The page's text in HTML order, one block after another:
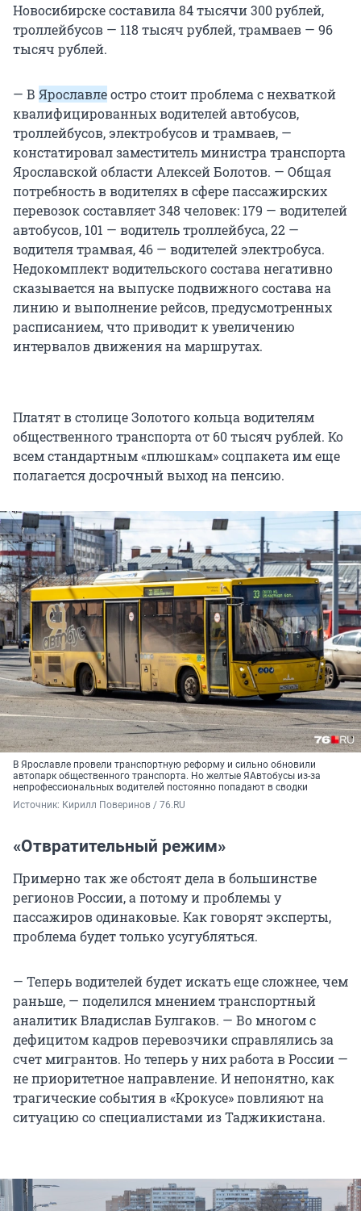
Новосибирске составила 84 тысячи 300 рублей,
троллейбусов — 118 тысяч рублей, трамваев — 96
тысяч рублей.
— В Ярославлеостро стоит проблема с нехваткой
квалифицированных водителей автобусов,
троллейбусов, электробусов и трамваев, —
констатировал заместитель министра транспорта
Ярославской области Алексей Болотов. — Общая
потребность в водителях в сфере пассажирских
перевозок составляет 348 человек: 179 — водителей
автобусов, 101 — водитель троллейбуса, 22 —
водителя трамвая, 46 — водителей электробуса.
Недокомплект водительского состава негативно
сказывается на выпуске подвижного состава на
линию и выполнение рейсов, предусмотренных
расписанием, что приводит к увеличению
интервалов движения на маршрутах.
Платят в столице Золотого кольца водителям
общественного транспорта от 60 тысяч рублей. Ко
всем стандартным «плюшкам» соцпакета им еще
полагается досрочный выход на пенсию.
В Ярославле провели транспортную реформу и сильно обновили
автопарк общественного транспорта. Но желтые ЯАвтобусы из-за
непрофессиональных водителей постоянно попадают в сводки
Источник: Кирилл Поверинов / 76.RU
«Отвратительный режим»
Примерно так же обстоят дела в большинстве
регионов России, а потому и проблемы у
пассажиров одинаковые. Как говорят эксперты,
проблема будет только усугубляться.
— Теперь водителей будет искать еще сложнее, чем
раньше, — поделился мнением транспортный
аналитик Владислав Булгаков. — Во многом с
дефицитом кадров перевозчики справлялись за
счет мигрантов. Но теперь у них работа в России —
не приоритетное направление. И непонятно, как
трагические события в «Крокусе» повлияют на
ситуацию со специалистами из Таджикистана.